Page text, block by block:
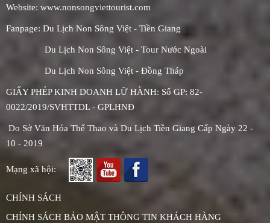
Website: www.nonsongviettourist.com
Fanpage: Du Lịch Non Sông Việt - Tiền Giang
Du Lịch Non Sông Việt - Tour Nước Ngoài
Du Lịch Non Sông Việt - Đồng Tháp
GIẤY PHÉP KINH DOANH LỮ HÀNH: Số GP: 82-
0022/2019/SVHTTDL - GPLHNĐ
Do Sở Văn Hóa Thể Thao và Du Lịch Tiền Giang Cấp Ngày 22 -
10 - 2019
Mạng xã hội:
CHÍNH SÁCH
CHÍNH SÁCH BẢO MẬT THÔNG TIN KHÁCH HÀNG